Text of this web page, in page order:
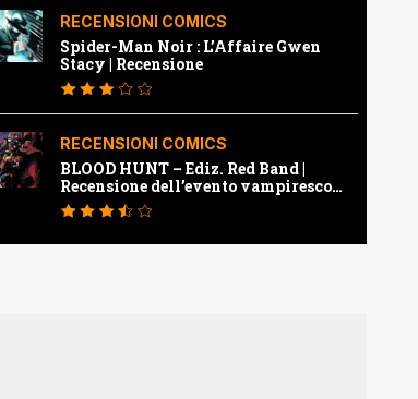
RECENSIONI COMICS
Spider-Man Noir : L’Affaire Gwen
Stacy | Recensione
RECENSIONI COMICS
BLOOD HUNT – Ediz. Red Band |
Recensione dell’evento vampiresco
della Marvel